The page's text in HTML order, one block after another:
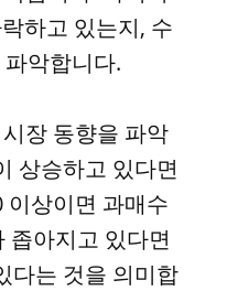
하고 있는지, 수
악합니다.
장 동향을 파악
상승하고 있다면
이상이면 과매수
좁아지고 있다면
다는 것을 의미합